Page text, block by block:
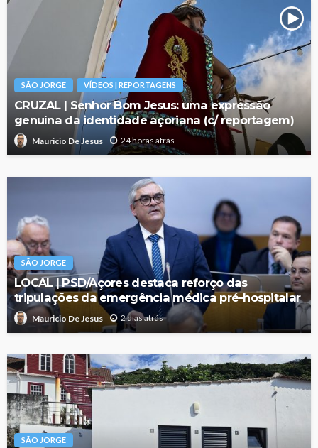
SÃO JORGE VÍDEOS | REPORTAGENS
CRUZAL | Senhor Bom Jesus: uma expressão
genuína da identidade açoriana (c/ reportagem)
Mauricio De Jesus 24 horas atrás
SÃO JORGE
LOCAL | PSD/Açores destaca reforço das
tripulações da emergência médica pré-hospitalar
Mauricio De Jesus 2 dias atrás
SÃO JORGE